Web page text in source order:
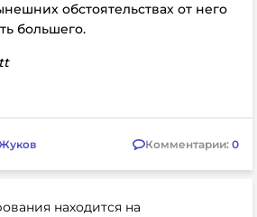
обстоятельствах от него
большего.
Комментарии: 0
находится на